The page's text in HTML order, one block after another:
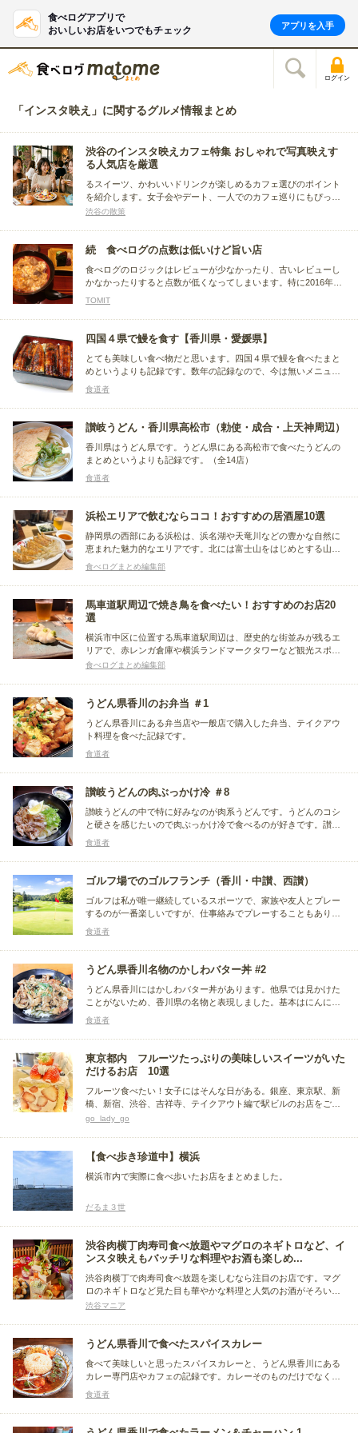
食べログアプリで
おいしいお店をいつでもチェック
アプリを入手
ログイン
「インスタ映え」に関するグルメ情報まとめ
渋谷のインスタ映えカフェ特集 おしゃれで写真映えす
る人気店を厳選
るスイーツ、かわいいドリンクが楽しめるカフェ選びのポイント
を紹介します。女子会やデート、一人でのカフェ巡りにもぴった
りな、渋谷駅周辺の注目店を見つけたい方におすすめです。渋谷
渋谷の散策
続 食べログの点数は低いけど旨い店
食べログのロジックはレビューが少なかったり、古いレビューし
かなかったりすると点数が低くなってしまいます。特に2016年9
ました。ここでは点数が3.5未満でも旨い、隠れた名店をピックア
ップします。
TOMIT
四国４県で鰻を食す【香川県・愛媛県】
とても美味しい食べ物だと思います。四国４県で鰻を食べたまと
めというよりも記録です。数年の記録なので、今は無いメニュー
や、閉店または休業しているお店もある場合があります。
食道者
讃岐うどん・香川県高松市（勅使・成合・上天神周辺）
香川県はうどん県です。うどん県にある高松市で食べたうどんの
まとめというよりも記録です。（全14店）
食道者
浜松エリアで飲むならココ！おすすめの居酒屋10選
静岡県の西部にある浜松は、浜名湖や天竜川などの豊かな自然に
恵まれた魅力的なエリアです。北には富士山をはじめとする山々
が連なり、海の幸や山の幸など食材の宝庫としても知られ、さま
ざまなご当地グルメと出会えます。そこで今回は、浜松エリアの
居酒屋に注目し、おすすめのお店をまとめました。
食べログまとめ編集部
馬車道駅周辺で焼き鳥を食べたい！おすすめのお店20
選
横浜市中区に位置する馬車道駅周辺は、歴史的な街並みが残るエ
リアで、赤レンガ倉庫や横浜ランドマークタワーなど観光スポッ
トが豊富です。グルメでは、横浜中華街が近く、本格的な中華料
食べログまとめ編集部
うどん県香川のお弁当 ＃1
うどん県香川にある弁当店や一般店で購入した弁当、テイクアウ
ト料理を食べた記録です。
食道者
讃岐うどんの肉ぶっかけ冷 ＃8
讃岐うどんの中で特に好みなのが肉系うどんです。うどんのコシ
と硬さを感じたいので肉ぶっかけ冷で食べるのが好きです。讃岐
うどんの肉ぶっかけ冷を食べたまとめというよりも記録です。
食道者
ゴルフ場でのゴルフランチ（香川・中讃、西讃）
ゴルフは私が唯一継続しているスポーツで、家族や友人とプレー
するのが一番楽しいですが、仕事絡みでプレーすることもありま
す。私の食の備忘録は仕事絡み以外を記録しているため、ここで
は仕事以外でゴルフをした時に食べたゴルフランチを、まとめと
いうより記録として残しています。
食道者
うどん県香川名物のかしわバター丼 #2
うどん県香川にはかしわバター丼があります。他県では見かけた
ことがないため、香川県の名物と表現しました。基本はにんにく
バター醤油で味付けしたかしわ肉をご飯にのせて食べる丼で、醤
油とバターの相性が良く、美味しい組み合わせだと思います。香
川県で食べたかしわバター丼の記録です。
食道者
東京都内 フルーツたっぷりの美味しいスイーツがいた
だけるお店 10選
フルーツ食べたい！女子にはそんな日がある。銀座、東京駅、新
橋、新宿、渋谷、吉祥寺、テイクアウト編で駅ビルのお店をご紹
介。ビタミン吸収と共に甘さも補給。ケーキよりも罪悪感ナシ。
ジ）
go_lady_go
【食べ歩き珍道中】横浜
横浜市内で実際に食べ歩いたお店をまとめました。
だるま３世
渋谷肉横丁肉寿司食べ放題やマグロのネギトロなど、イ
ンスタ映えもバッチリな料理やお酒も楽しめ...
渋谷肉横丁で肉寿司食べ放題を楽しむなら注目のお店です。マグ
ロのネギトロなど見た目も華やかな料理と人気のお酒がそろい、
インスタ映えする食事や飲み会にもぴったりです。渋谷肉横丁肉
渋谷マニア
うどん県香川で食べたスパイスカレー
食べて美味しいと思ったスパイスカレーと、うどん県香川にある
カレー専門店やカフェの記録です。カレーそのものだけでなく、
副菜や盛り付け方にもお店ごとの個性を感じます。記録として残
しておこうと思ったお店をまとめています。
食道者